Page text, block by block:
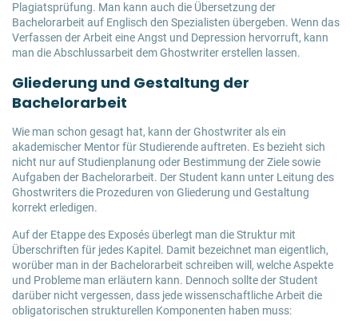
Plagiatsprüfung. Man kann auch die Übersetzung der
Bachelorarbeit auf Englisch den Spezialisten übergeben. Wenn das
Verfassen der Arbeit eine Angst und Depression hervorruft, kann
man die Abschlussarbeit dem Ghostwriter erstellen lassen.
Gliederung und Gestaltung der
Bachelorarbeit
Wie man schon gesagt hat, kann der Ghostwriter als ein
akademischer Mentor für Studierende auftreten. Es bezieht sich
nicht nur auf Studienplanung oder Bestimmung der Ziele sowie
Aufgaben der Bachelorarbeit. Der Student kann unter Leitung des
Ghostwriters die Prozeduren von Gliederung und Gestaltung
korrekt erledigen.
Auf der Etappe des Exposés überlegt man die Struktur mit
Überschriften für jedes Kapitel. Damit bezeichnet man eigentlich,
worüber man in der Bachelorarbeit schreiben will, welche Aspekte
und Probleme man erläutern kann. Dennoch sollte der Student
darüber nicht vergessen, dass jede wissenschaftliche Arbeit die
obligatorischen strukturellen Komponenten haben muss: